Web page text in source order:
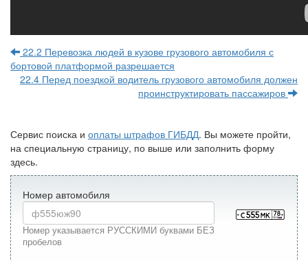
22.2 Перевозка людей в кузове грузового автомобиля с
бортовой платформой разрешается
22.4 Перед поездкой водитель грузового автомобиля должен
проинструктировать пассажиров
Сервис поиска и оплаты штрафов ГИБДД. Вы можете пройти,
на специальную страницу, по выше или заполнить форму
здесь.
Номер автомобиля
Номер указывается РУССКИМИ буквами БЕЗ
пробелов